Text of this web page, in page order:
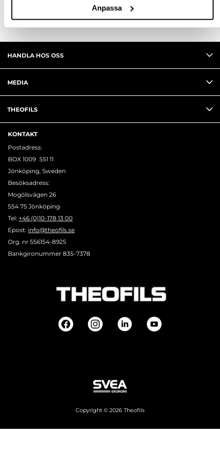
Anpassa
HANDLA HOS OSS
MEDIA
THEOFILS
KONTAKT
Postadress:
BOX 1009 551 11
Jönköping, Sweden
Besöksadress:
Mogölsvägen 26
554 75 Jönköping
Tel: +46 (0)10-178 13 00
Epost: info@theofils.se
Org. nr 556154-8925
Bankgironummer 835-7378
Copyright © 2026 Theofils